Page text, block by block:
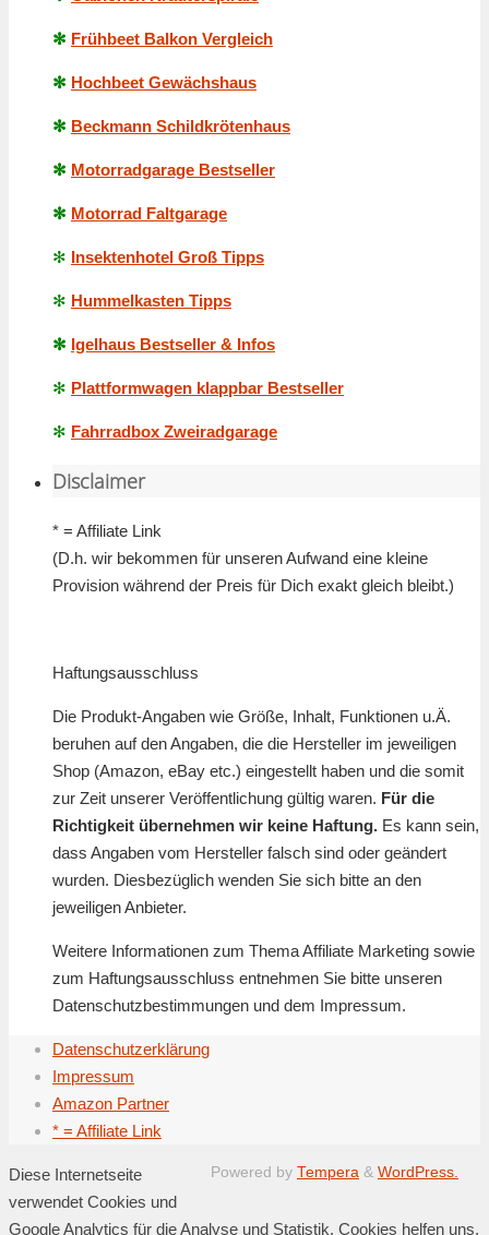
✻ Frühbeet Balkon Vergleich
✻ Hochbeet Gewächshaus
✻ Beckmann Schildkrötenhaus
✻ Motorradgarage Bestseller
✻ Motorrad Faltgarage
✻ Insektenhotel Groß Tipps
✻ Hummelkasten Tipps
✻ Igelhaus Bestseller & Infos
✻ Plattformwagen klappbar Bestseller
✻ Fahrradbox Zweiradgarage
Disclaimer
* = Affiliate Link
(D.h. wir bekommen für unseren Aufwand eine kleine
Provision während der Preis für Dich exakt gleich bleibt.)
Haftungsausschluss
Die Produkt-Angaben wie Größe, Inhalt, Funktionen u.Ä.
beruhen auf den Angaben, die die Hersteller im jeweiligen
Shop (Amazon, eBay etc.) eingestellt haben und die somit
zur Zeit unserer Veröffentlichung gültig waren. Für die
Richtigkeit übernehmen wir keine Haftung. Es kann sein,
dass Angaben vom Hersteller falsch sind oder geändert
wurden. Diesbezüglich wenden Sie sich bitte an den
jeweiligen Anbieter.
Weitere Informationen zum Thema Affiliate Marketing sowie
zum Haftungsausschluss entnehmen Sie bitte unseren
Datenschutzbestimmungen und dem Impressum.
Datenschutzerklärung
Impressum
Amazon Partner
* = Affiliate Link
Powered by Tempera & WordPress.
Diese Internetseite
verwendet Cookies und
Google Analytics für die Analyse und Statistik. Cookies helfen uns,